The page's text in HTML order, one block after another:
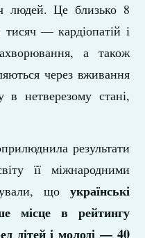
людей. Це близько 8
— кардіопатій і
а також
через вживання
в нетверезому стані,
результати
її міжнародними
що українські
місце в рейтингу
дітей і молоді — 40